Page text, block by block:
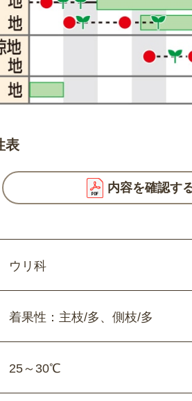
表
内容を確認す
ウリ科
着果性：主枝/多、側枝/多
25～30℃